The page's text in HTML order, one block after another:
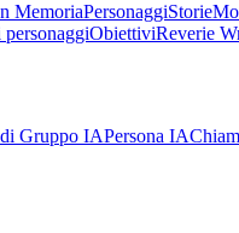
MemoriaPersonaggiStorie
personaggiObiettiviReverie
Gruppo IAPersona IA